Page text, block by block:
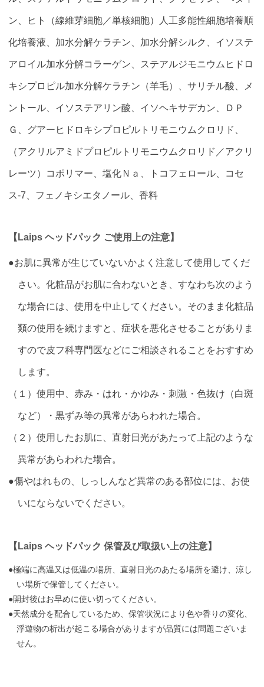
ン、ヒト（線維芽細胞／単核細胞）人工多能性細胞培養順
化培養液、加水分解ケラチン、加水分解シルク、イソステ
アロイル加水分解コラーゲン、ステアルジモニウムヒドロ
キシプロピル加水分解ケラチン（羊毛）、サリチル酸、メ
ントール、イソステアリン酸、イソヘキサデカン、ＤＰ
Ｇ、グアーヒドロキシプロピルトリモニウムクロリド、
（アクリルアミドプロピルトリモニウムクロリド／アクリ
レーツ）コポリマー、塩化Ｎａ、トコフェロール、コセ
ス-7、フェノキシエタノール、香料
【Laips ヘッドパック ご使用上の注意】
●お肌に異常が生じていないかよく注意して使用してくだ
さい。化粧品がお肌に合わないとき、すなわち次のよう
な場合には、使用を中止してください。そのまま化粧品
類の使用を続けますと、症状を悪化させることがありま
すので皮フ科専門医などにご相談されることをおすすめ
します。
（１）使用中、赤み・はれ・かゆみ・刺激・色抜け（白斑
など）・黒ずみ等の異常があらわれた場合。
（２）使用したお肌に、直射日光があたって上記のような
異常があらわれた場合。
●傷やはれもの、しっしんなど異常のある部位には、お使
いにならないでください。
【Laips ヘッドパック 保管及び取扱い上の注意】
●極端に高温又は低温の場所、直射日光のあたる場所を避け、涼し
い場所で保管してください。
●開封後はお早めに使い切ってください。
●天然成分を配合しているため、保管状況により色や香りの変化、
浮遊物の析出が起こる場合がありますが品質には問題ございま
せん。